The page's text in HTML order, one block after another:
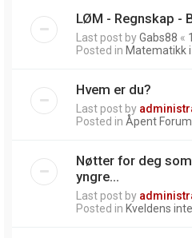
LØM - Regnskap -
Last post byGabs88 «
Posted in Matematikk
Hvem er du?
Last post by
Posted in Åpent
Nøtter for deg
yngre...
Last post by
Posted in Kveldens